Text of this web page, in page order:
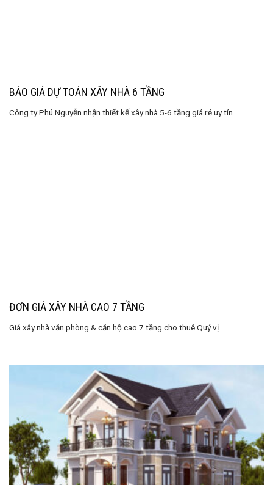
BÁO GIÁ DỰ TOÁN XÂY NHÀ 6 TẦNG
Công ty Phú Nguyễn nhận thiết kế xây nhà 5-6 tầng giá rẻ uy tín...
ĐƠN GIÁ XÂY NHÀ CAO 7 TẦNG
Giá xây nhà văn phòng & căn hộ cao 7 tầng cho thuê Quý vị...